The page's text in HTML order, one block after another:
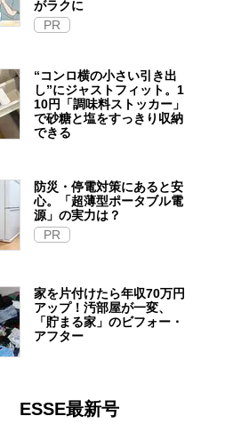
がラクに
PR
“コンロ横の小さい引き出
し”にジャストフィット。1
10円「調味料ストッカー」
で砂糖と塩をすっきり収納
できる
防災・停電対策にあると安
心。「超薄型ポータブル電
源」の実力は？​
PR
家を片付けたら年収70万円
アップ！汚部屋が一変、
「貯まる家」のビフォー・
アフター
ESSE最新号